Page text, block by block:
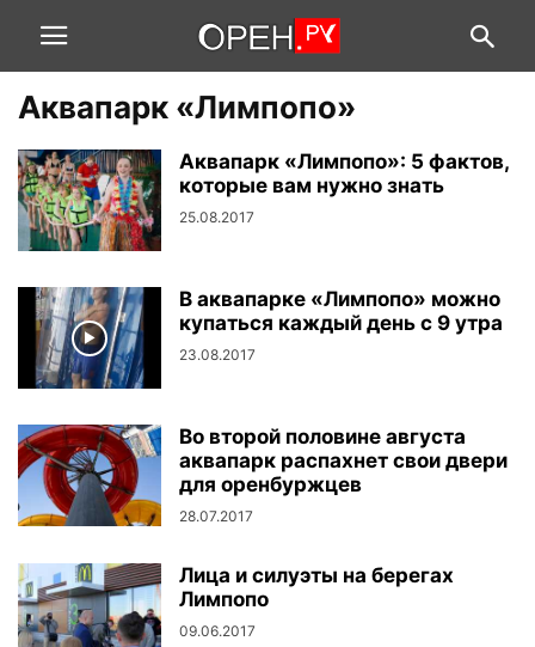
Аквапарк «Лимпопо»
Аквапарк «Лимпопо»: 5 фактов,
которые вам нужно знать
25.08.2017
В аквапарке «Лимпопо» можно
купаться каждый день с 9 утра
23.08.2017
Во второй половине августа
аквапарк распахнет свои двери
для оренбуржцев
28.07.2017
Лица и силуэты на берегах
Лимпопо
09.06.2017